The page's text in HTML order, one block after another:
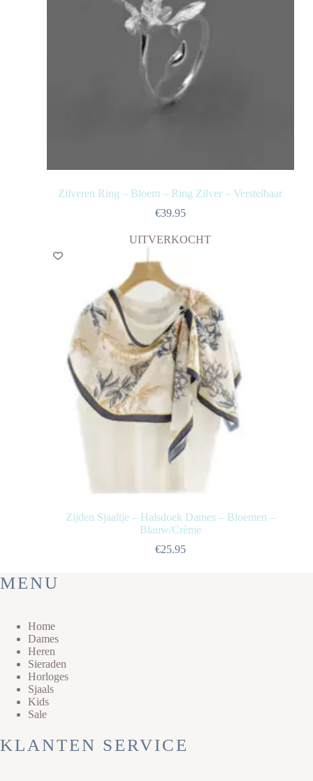
Zilveren Ring – Bloem – Ring Zilver – Verstelbaar
€39.95
UITVERKOCHT
Zijden Sjaaltje – Halsdoek Dames – Bloemen –
Blauw/Crème
€25.95
MENU
Home
Dames
Heren
Sieraden
Horloges
Sjaals
Kids
Sale
KLANTEN SERVICE